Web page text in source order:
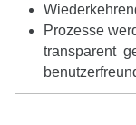
Prozesse
transparent